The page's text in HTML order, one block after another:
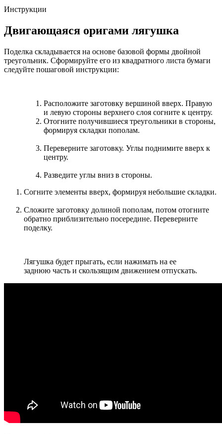
Инструкции
Двигающаяся оригами лягушка
Поделка складывается на основе базовой формы двойной
треугольник. Сформируйте его из квадратного листа бумаги
следуйте пошаговой инструкции:
Расположите заготовку вершиной вверх. Правую
и левую стороны верхнего слоя согните к центру.
Отогните получившиеся треугольники в стороны,
формируя складки пополам.
Переверните заготовку. Углы поднимите вверх к
центру.
Разведите углы вниз в стороны.
Согните элементы вверх, формируя небольшие складки.
Сложите заготовку долиной пополам, потом отогните
обратно приблизительно посередине. Переверните
поделку.
Лягушка будет прыгать, если нажимать на ее
заднюю часть и скользящим движением отпускать.